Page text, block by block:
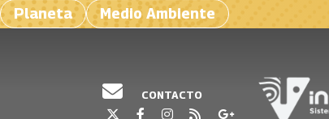
Planeta
Medio Ambiente
CONTACTO